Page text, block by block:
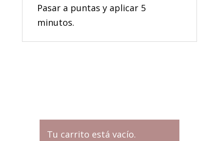
Pasar a puntas y aplicar 5
minutos.
Tu carrito está vacío.